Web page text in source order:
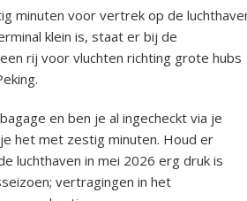
minuten voor vertrek op de
klein is, staat er bij de
rij voor vluchten richting grote hubs
en ben je al ingecheckt via je
het met zestig minuten. Houd er
luchthaven in mei 2026 erg druk is
vertragingen in het